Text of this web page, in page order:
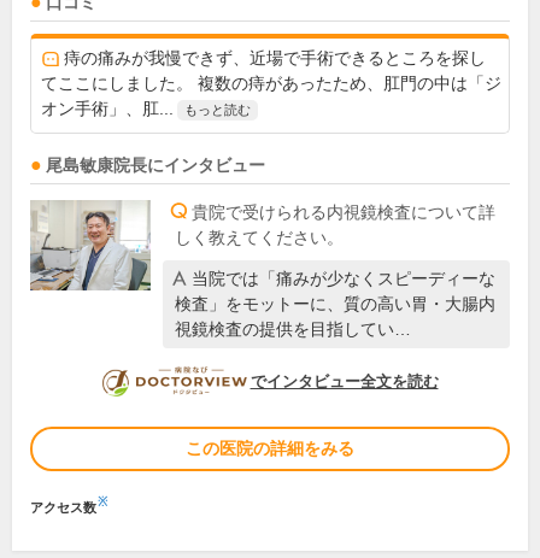
痔の痛みが我慢できず、近場で手術できるところを探し
てここにしました。 複数の痔があったため、肛門の中は「ジ
オン手術」、肛...
もっと読む
尾島敏康院長にインタビュー
貴院で受けられる内視鏡検査について詳
しく教えてください。
当院では「痛みが少なくスピーディーな
検査」をモットーに、質の高い胃・大腸内
視鏡検査の提供を目指してい…
DOCTORVIEW
でインタビュー全文を読む
この医院の詳細をみる
アクセス数※